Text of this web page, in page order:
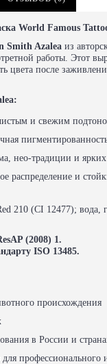
World Famous
Smith Azalea из
работы. Этот
цвета после
и свежим
нео-традиции и
распределение и
210 (CI 12477); вода,
(2008) 1.
ISO 13485.
происхождения
в России и
профессионального